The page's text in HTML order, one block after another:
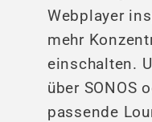
Webplayer
mehr
einschalten.
über SONOS
passende